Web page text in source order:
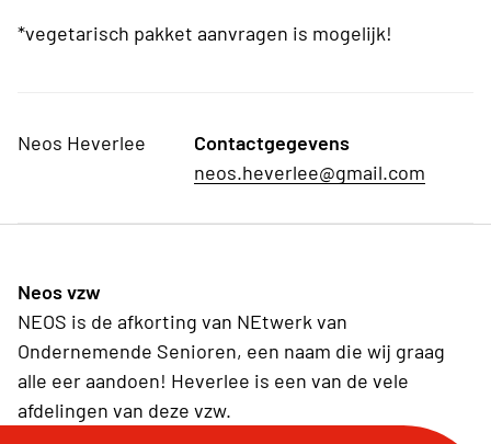
*vegetarisch pakket aanvragen is mogelijk!
Neos Heverlee
Contactgegevens
neos.heverlee@gmail.com
Neos vzw
NEOS is de afkorting van NEtwerk van
Ondernemende Senioren, een naam die wij graag
alle eer aandoen! Heverlee is een van de vele
afdelingen van deze vzw.